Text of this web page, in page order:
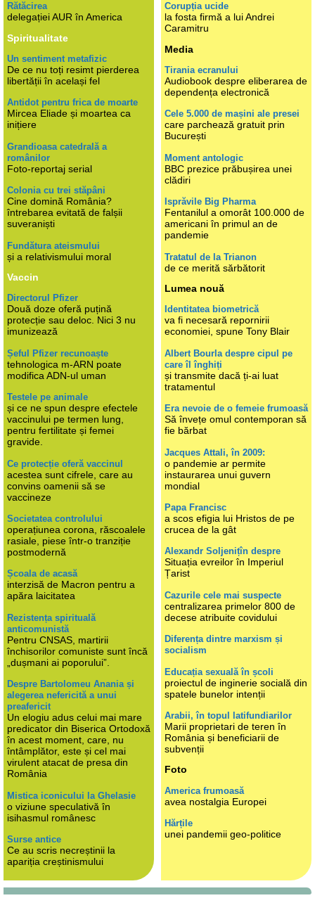
Rătăcirea
delegației AUR în America
Spiritualitate
Un sentiment metafizic
De ce nu toți resimt pierderea
libertății în același fel
Antidot pentru frica de moarte
Mircea Eliade și moartea ca
inițiere
Grandioasa catedrală a
românilor
Foto-reportaj serial
Colonia cu trei stăpâni
Cine domină România?
întrebarea evitată de falșii
suveraniști
Fundătura ateismului
și a relativismului moral
Vaccin
Directorul Pfizer
Două doze oferă puțină
protecție sau deloc. Nici 3 nu
imunizează
Șeful Pfizer recunoaște
tehnologica m-ARN poate
modifica ADN-ul uman
Testele pe animale
și ce ne spun despre efectele
vaccinului pe termen lung,
pentru fertilitate și femei
gravide.
Ce protecție oferă vaccinul
acestea sunt cifrele, care au
convins oamenii să se
vaccineze
Societatea controlului
operațiunea corona, răscoalele
rasiale, piese într-o tranziție
postmodernă
Școala de acasă
interzisă de Macron pentru a
apăra laicitatea
Rezistența spirituală
anticomunistă
Pentru CNSAS, martirii
închisorilor comuniste sunt încă
„dușmani ai poporului”.
Despre Bartolomeu Anania și
alegerea nefericită a unui
preafericit
Un elogiu adus celui mai mare
predicator din Biserica Ortodoxă
în acest moment, care, nu
întâmplător, este și cel mai
virulent atacat de presa din
România
Mistica iconicului la Ghelasie
o viziune speculativă în
isihasmul românesc
Surse antice
Ce au scris necreștinii la
apariția creștinismului
Corupția ucide
la fosta firmă a lui Andrei
Caramitru
Media
Tirania ecranului
Audiobook despre eliberarea de
dependența electronică
Cele 5.000 de mașini ale presei
care parchează gratuit prin
București
Moment antologic
BBC prezice prăbușirea unei
clădiri
Isprăvile Big Pharma
Fentanilul a omorât 100.000 de
americani în primul an de
pandemie
Tratatul de la Trianon
de ce merită sărbătorit
Lumea nouă
Identitatea biometrică
va fi necesară repornirii
economiei, spune Tony Blair
Albert Bourla despre cipul pe
care îl înghiți
și transmite dacă ți-ai luat
tratamentul
Era nevoie de o femeie frumoasă
Să învețe omul contemporan să
fie bărbat
Jacques Attali, în 2009:
o pandemie ar permite
instaurarea unui guvern
mondial
Papa Francisc
a scos efigia lui Hristos de pe
crucea de la gât
Alexandr Soljenițîn despre
Situația evreilor în Imperiul
Țarist
Cazurile cele mai suspecte
centralizarea primelor 800 de
decese atribuite covidului
Diferența dintre marxism și
socialism
Educația sexuală în școli
proiectul de inginerie socială din
spatele bunelor intenții
Arabii, în topul latifundiarilor
Marii proprietari de teren în
România și beneficiarii de
subvenții
Foto
America frumoasă
avea nostalgia Europei
Hărțile
unei pandemii geo-politice